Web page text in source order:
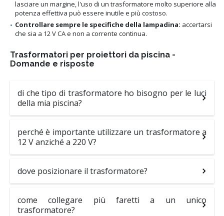
lasciare un margine, l'uso di un trasformatore molto superiore alla
potenza effettiva può essere inutile e più costoso.
Controllare sempre le specifiche della lampadina: accertarsi
che sia a 12 V CA e non a corrente continua.
Trasformatori per proiettori da piscina -
Domande e risposte
di che tipo di trasformatore ho bisogno per le luci
della mia piscina?
perché è importante utilizzare un trasformatore a
12 V anziché a 220 V?
dove posizionare il trasformatore?
come collegare più faretti a un unico
trasformatore?